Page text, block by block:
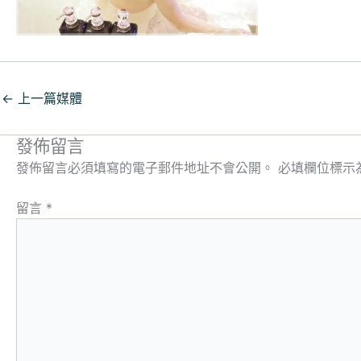
← 上一篇媒體
發佈留言
發佈留言必須填寫的電子郵件地址不會公開。 必填欄位標
留言 *